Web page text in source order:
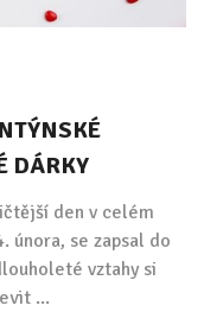
DÁRKY
den v celém
února, se zapsal do
vztahy si
...